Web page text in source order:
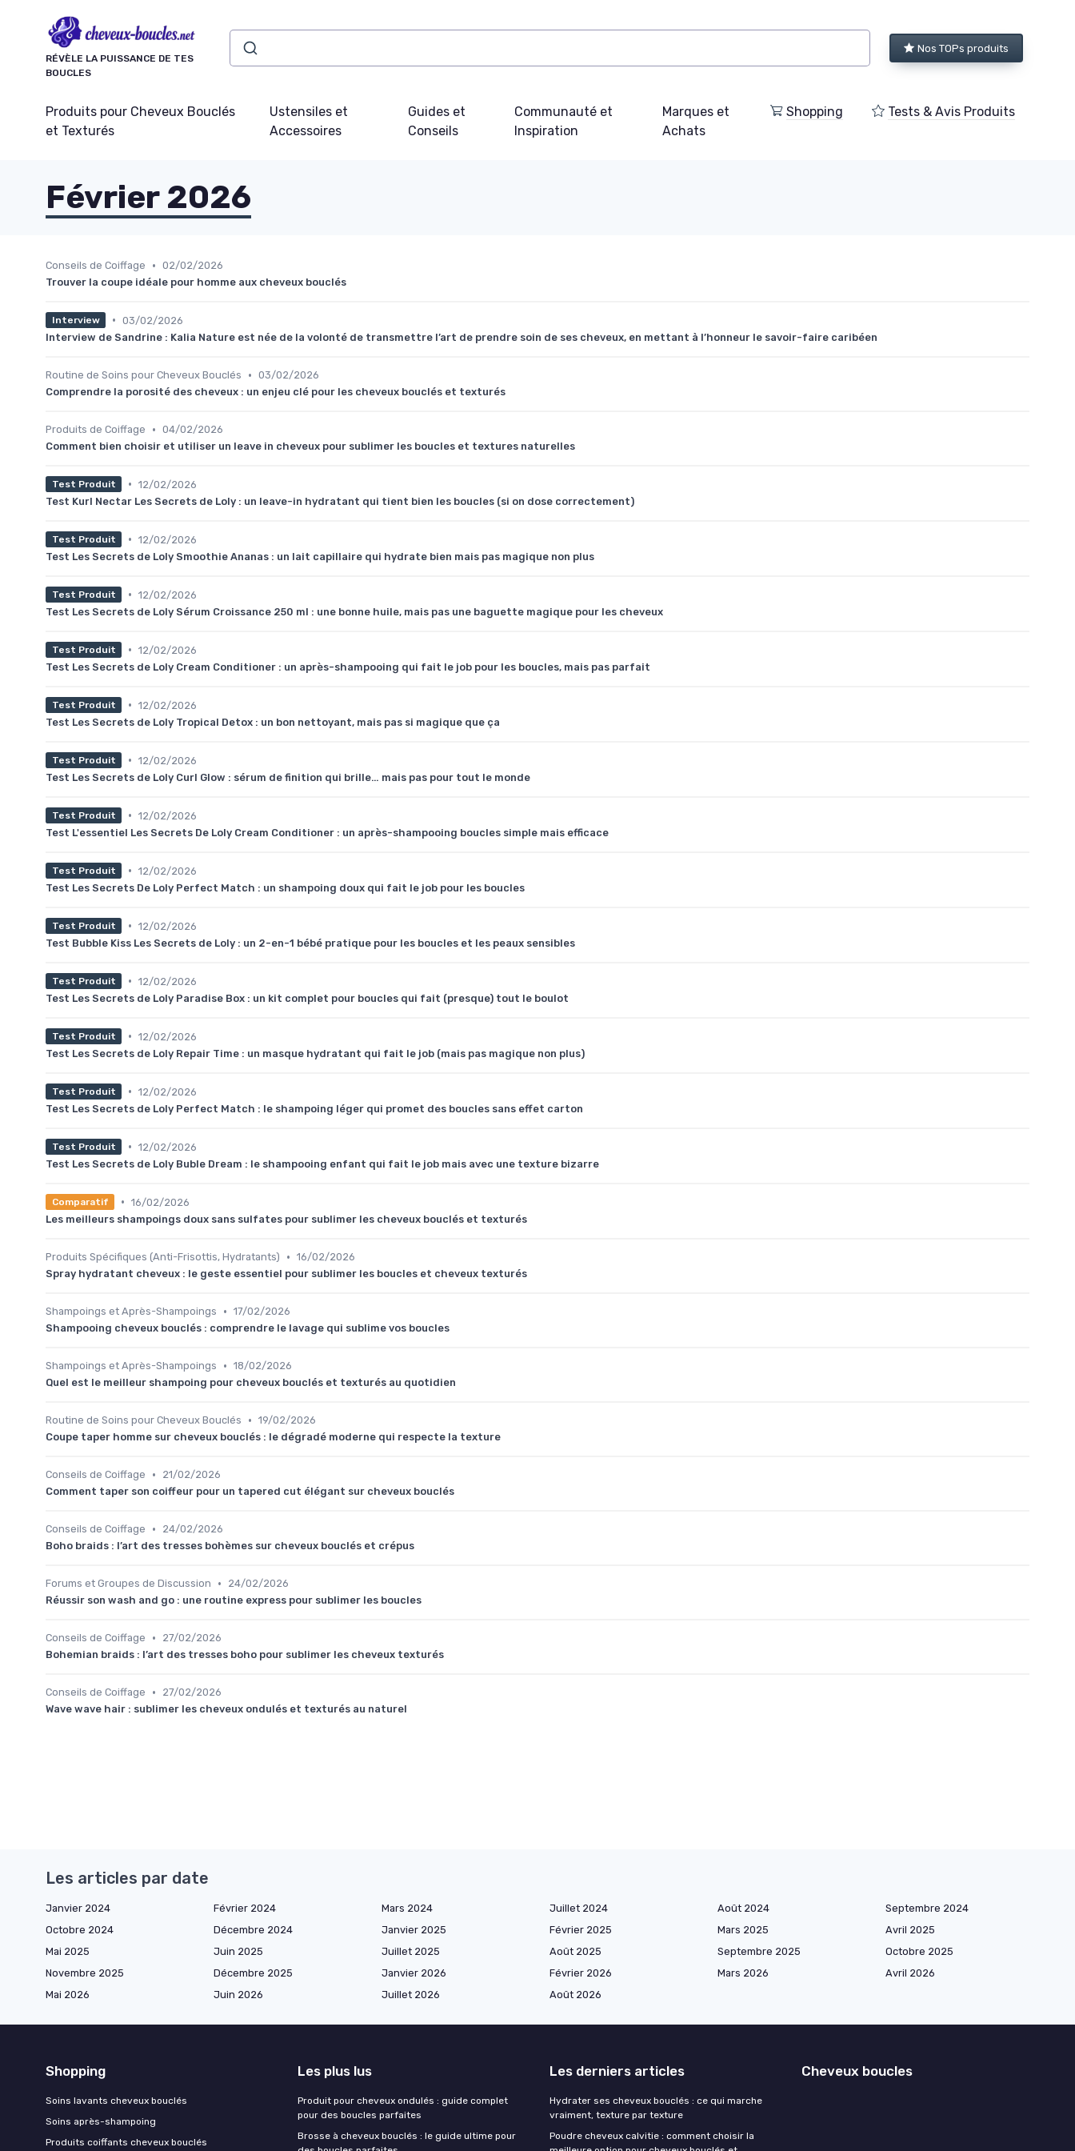
RÉVÈLE LA PUISSANCE DE TES
BOUCLES
Nos TOPs produits
Produits pour Cheveux Bouclés
et Texturés
Ustensiles et
Accessoires
Guides et
Conseils
Communauté et
Inspiration
Marques et
Achats
Shopping Tests & Avis Produits
Février 2026
Conseils de Coiffage • 02/02/2026
Trouver la coupe idéale pour homme aux cheveux bouclés
Interview • 03/02/2026
Interview de Sandrine : Kalia Nature est née de la volonté de transmettre l’art de prendre soin de ses cheveux, en mettant à l’honneur le savoir-faire caribéen
Routine de Soins pour Cheveux Bouclés • 03/02/2026
Comprendre la porosité des cheveux : un enjeu clé pour les cheveux bouclés et texturés
Produits de Coiffage • 04/02/2026
Comment bien choisir et utiliser un leave in cheveux pour sublimer les boucles et textures naturelles
Test Produit • 12/02/2026
Test Kurl Nectar Les Secrets de Loly : un leave-in hydratant qui tient bien les boucles (si on dose correctement)
Test Produit • 12/02/2026
Test Les Secrets de Loly Smoothie Ananas : un lait capillaire qui hydrate bien mais pas magique non plus
Test Produit • 12/02/2026
Test Les Secrets de Loly Sérum Croissance 250 ml : une bonne huile, mais pas une baguette magique pour les cheveux
Test Produit • 12/02/2026
Test Les Secrets de Loly Cream Conditioner : un après-shampooing qui fait le job pour les boucles, mais pas parfait
Test Produit • 12/02/2026
Test Les Secrets de Loly Tropical Detox : un bon nettoyant, mais pas si magique que ça
Test Produit • 12/02/2026
Test Les Secrets de Loly Curl Glow : sérum de finition qui brille… mais pas pour tout le monde
Test Produit • 12/02/2026
Test L'essentiel Les Secrets De Loly Cream Conditioner : un après-shampooing boucles simple mais efficace
Test Produit • 12/02/2026
Test Les Secrets De Loly Perfect Match : un shampoing doux qui fait le job pour les boucles
Test Produit • 12/02/2026
Test Bubble Kiss Les Secrets de Loly : un 2-en-1 bébé pratique pour les boucles et les peaux sensibles
Test Produit • 12/02/2026
Test Les Secrets de Loly Paradise Box : un kit complet pour boucles qui fait (presque) tout le boulot
Test Produit • 12/02/2026
Test Les Secrets de Loly Repair Time : un masque hydratant qui fait le job (mais pas magique non plus)
Test Produit • 12/02/2026
Test Les Secrets de Loly Perfect Match : le shampoing léger qui promet des boucles sans effet carton
Test Produit • 12/02/2026
Test Les Secrets de Loly Buble Dream : le shampooing enfant qui fait le job mais avec une texture bizarre
Comparatif • 16/02/2026
Les meilleurs shampoings doux sans sulfates pour sublimer les cheveux bouclés et texturés
Produits Spécifiques (Anti-Frisottis, Hydratants) • 16/02/2026
Spray hydratant cheveux : le geste essentiel pour sublimer les boucles et cheveux texturés
Shampoings et Après-Shampoings • 17/02/2026
Shampooing cheveux bouclés : comprendre le lavage qui sublime vos boucles
Shampoings et Après-Shampoings • 18/02/2026
Quel est le meilleur shampoing pour cheveux bouclés et texturés au quotidien
Routine de Soins pour Cheveux Bouclés • 19/02/2026
Coupe taper homme sur cheveux bouclés : le dégradé moderne qui respecte la texture
Conseils de Coiffage •
21/02/2026
Comment taper son coiffeur pour un tapered cut élégant sur cheveux bouclés
Conseils de Coiffage •
24/02/2026
Boho braids : l’art des tresses bohèmes sur cheveux bouclés et crépus
Forums et Groupes de Discussion •
24/02/2026
Réussir son wash and go : une routine express pour sublimer les boucles
Conseils de Coiffage •
27/02/2026
Bohemian braids : l’art des tresses boho pour sublimer les cheveux texturés
Conseils de Coiffage •
27/02/2026
Wave wave hair : sublimer les cheveux ondulés et texturés au naturel
Les articles par date
Janvier 2024 Février 2024 Mars 2024 Juillet 2024 Août 2024
Septembre 2024
Octobre 2024
Décembre 2024 Janvier 2025 Février 2025 Mars 2025
Avril 2025
Mai 2025
Juin 2025 Juillet 2025 Août 2025 Septembre 2025
Octobre 2025
Novembre 2025
Décembre 2025 Janvier 2026 Février 2026 Mars 2026
Avril 2026
Mai 2026
Juin 2026 Juillet 2026 Août 2026
Shopping
Soins lavants cheveux bouclés
Soins après-shampoing
Produits coiffants cheveux bouclés
Les plus lus
Produit pour cheveux ondulés : guide complet
pour des boucles parfaites
Brosse à cheveux bouclés : le guide ultime pour
Les derniers articles
Hydrater ses cheveux bouclés : ce qui marche
vraiment, texture par texture
Poudre cheveux calvitie : comment choisir la
Cheveux boucles